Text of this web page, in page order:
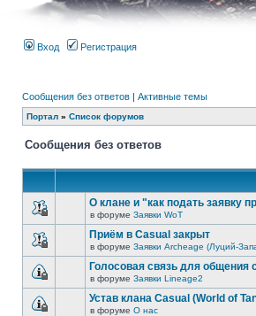
Вход Регистрация
Сообщения без ответов | Активные темы
Портал » Список форумов
Сообщения без ответов
О клане и "как подать заявку
в форуме Заявки WoT
Приём в Casual закрыт
в форуме Заявки Archeage (Луций-
Голосовая связь для общения
в форуме Заявки Lineage2
Устав клана Casual (World of
в форуме О нас